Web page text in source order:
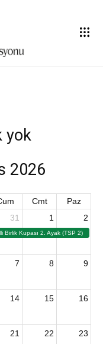
yok
2026
Cmt
Paz
Birlik Kupası 2. Ayak (TSP 2)
31 1 2
7 8 9
14 15 16
21 22 23